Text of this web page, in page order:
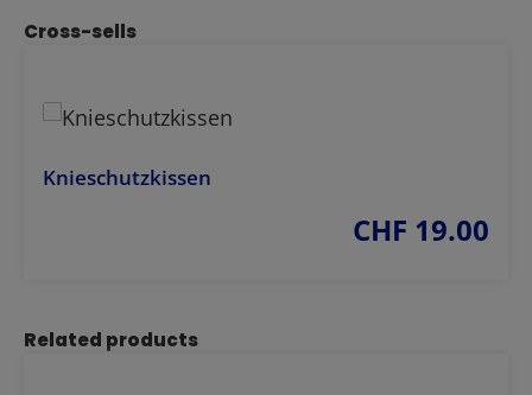
Produktgalerie überspringen
Cross-sells
Knieschutzkissen
regulärer preis:
CHF 19.00
Produktgalerie überspringen
Related products